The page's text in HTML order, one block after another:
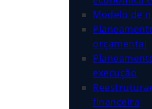
Modelo de
orçamental
execução
financeira